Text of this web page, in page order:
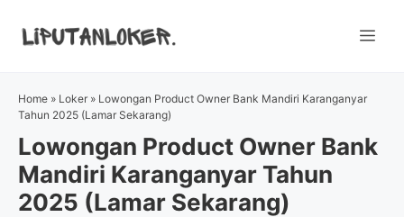
Home » Loker » Lowongan Product Owner Bank Mandiri Karanganyar
Tahun 2025 (Lamar Sekarang)
Lowongan Product Owner Bank
Mandiri Karanganyar Tahun
2025 (Lamar Sekarang)